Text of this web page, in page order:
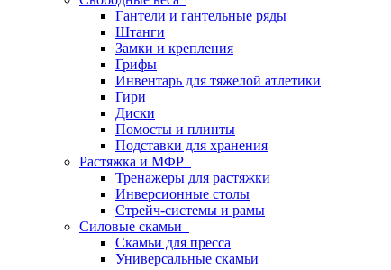
Гантели и гантельные ряды
Штанги
Замки и крепления
Грифы
Инвентарь для тяжелой атлетики
Гири
Диски
Помосты и плинты
Подставки для хранения
Растяжка и МФР
Тренажеры для растяжки
Инверсионные столы
Стрейч-системы и рамы
Силовые скамьи
Скамьи для пресса
Универсальные скамьи